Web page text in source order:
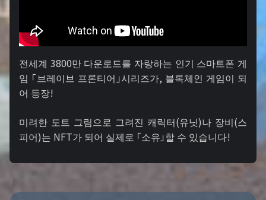
전세계 3800만 다운로드를 자랑하는 인기 스마트폰 게
임 「브레이브 프론티어」시리즈가, 블록체인 게임이 되
어 등장!
미려한 도트 그림으로 그려진 캐릭터(유닛)나 장비(스
피어)는 NFT가 되어 실제로 「소유」할 수 있습니다!